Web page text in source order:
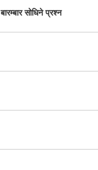
बारम्बार सोधिने प्रश्न